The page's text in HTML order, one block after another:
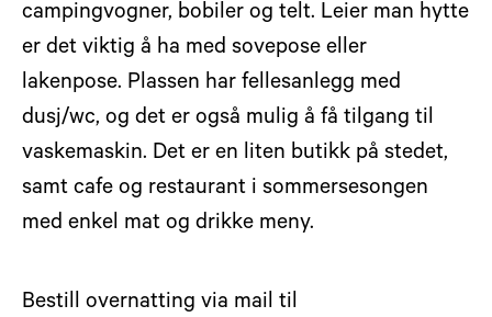
campingvogner, bobiler og telt. Leier man hytte
er det viktig å ha med sovepose eller
lakenpose. Plassen har fellesanlegg med
dusj/wc, og det er også mulig å få tilgang til
vaskemaskin. Det er en liten butikk på stedet,
samt cafe og restaurant i sommersesongen
med enkel mat og drikke meny.
Bestill overnatting via mail til